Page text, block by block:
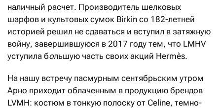
наличный расчет. Производитель шелковых
шарфов и культовых сумок Birkin со 182-летней
историей решил не сдаваться и вступил в затяжную
войну, завершившуюся в 2017 году тем, что LMHV
уступила большую часть своих акций Hermès.
На нашу встречу пасмурным сентябрьским утром
Арно приходит облаченным в продукцию брендов
LVMH: костюм в тонкую полоску от Celine, темно-